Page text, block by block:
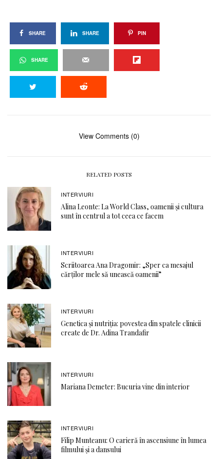
SHARE SHARE PIN
SHARE
View Comments (0)
RELATED POSTS
INTERVIURI
Alina Leonte: La World Class, oamenii și cultura
sunt în centrul a tot ceea ce facem
INTERVIURI
Scriitoarea Ana Dragomir: „Sper ca mesajul
cărților mele să unească oamenii”
INTERVIURI
Genetica și nutriția: povestea din spatele clinicii
create de Dr. Adina Trandafir
INTERVIURI
Mariana Demeter: Bucuria vine din interior
INTERVIURI
Filip Munteanu: O carieră în ascensiune în lumea
filmului și a dansului